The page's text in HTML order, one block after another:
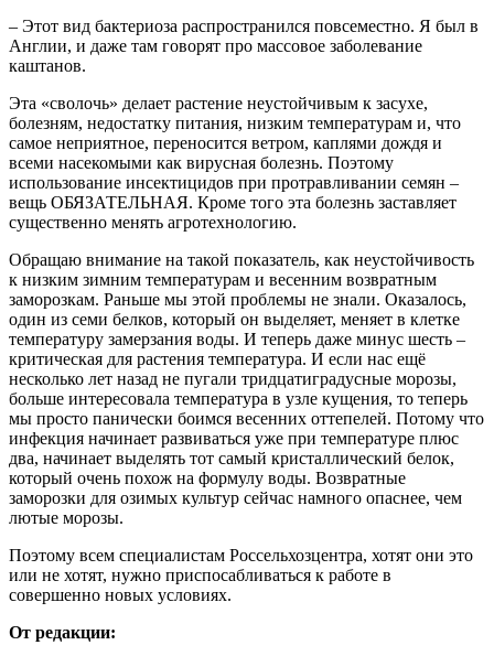
– Этот вид бактериоза распространился повсеместно. Я был в
Англии, и даже там говорят про массовое заболевание
каштанов.
Эта «сволочь» делает растение неустойчивым к засухе,
болезням, недостатку питания, низким температурам и, что
самое неприятное, переносится ветром, каплями дождя и
всеми насекомыми как вирусная болезнь. Поэтому
использование инсектицидов при протравливании семян –
вещь ОБЯЗАТЕЛЬНАЯ. Кроме того эта болезнь заставляет
существенно менять агротехнологию.
Обращаю внимание на такой показатель, как неустойчивость
к низким зимним температурам и весенним возвратным
заморозкам. Раньше мы этой проблемы не знали. Оказалось,
один из семи белков, который он выделяет, меняет в клетке
температуру замерзания воды. И теперь даже минус шесть –
критическая для растения температура. И если нас ещё
несколько лет назад не пугали тридцатиградусные морозы,
больше интересовала температура в узле кущения, то теперь
мы просто панически боимся весенних оттепелей. Потому что
инфекция начинает развиваться уже при температуре плюс
два, начинает выделять тот самый кристаллический белок,
который очень похож на формулу воды. Возвратные
заморозки для озимых культур сейчас намного опаснее, чем
лютые морозы.
Поэтому всем специалистам Россельхозцентра, хотят они это
или не хотят, нужно приспосабливаться к работе в
совершенно новых условиях.
От редакции: